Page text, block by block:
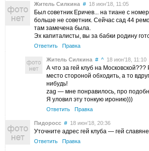
Житель Силкина # 18 июн’18, 11:05
Был советник Еричев... на тиане с
больше не советник. Сейчас сад 44
там замечена была.
Эх капиталисты, вы за бабки родину
Ответить Правка
Житель Силкина # ^ 18 июн’18, 11:10
А что за гей клуб на Московской???
место стороной обходить, а то
нибудь!
zag — мне понравилось, про
Я уловил эту тонкую иронию)))
Ответить Правка
Пидоросс # 18 июн’18, 20:36
Уточните адрес гей клуба — гей
Ответить Правка